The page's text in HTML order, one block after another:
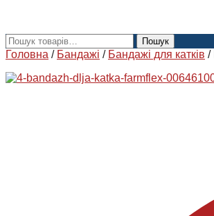
Пошук
Головна / Бандажі / Бандажі для катків /